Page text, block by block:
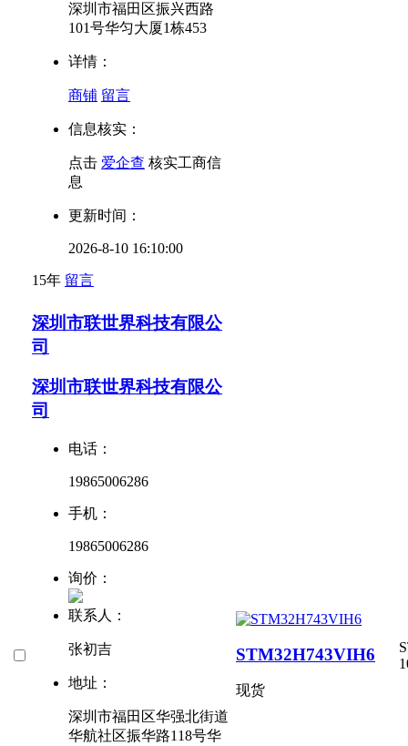
深圳市福田区振兴西路
101号华匀大厦1栋453
详情：
商铺 留言
信息核实：
点击 爱企查 核实工商信
息
更新时间：
2026-8-10 16:10:00
15年 留言
深圳市联世界科技有限公
司
深圳市联世界科技有限公
司
电话：
19865006286
手机：
19865006286
询价：
联系人：
张初吉
地址：
深圳市福田区华强北街道
华航社区振华路118号华
STM32H743VIH6
现货